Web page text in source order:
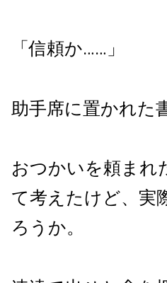
「信頼か……」
助手席に置かれた
おつかいを頼まれ
て考えたけど、実
ろうか。